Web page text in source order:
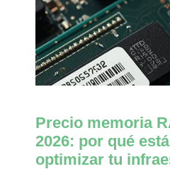
Precio memoria
2026: por qué
optimizar tu